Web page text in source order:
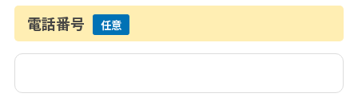
電話番号 任意